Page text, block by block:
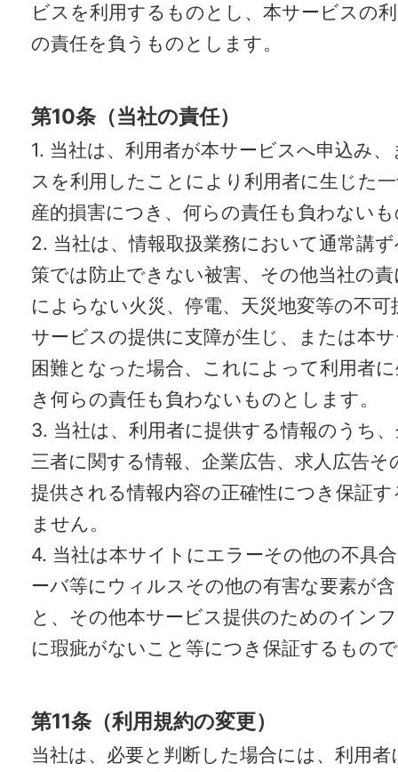
ビスを利用するものとし、本サービスの
の責任を負うものとします。
第10条（当社の責任）
1. 当社は、利用者が本サービスへ申込み
スを利用したことにより利用者に生じた
産的損害につき、何らの責任も負わない
2. 当社は、情報取扱業務において通常講
策では防止できない被害、その他当社の
によらない火災、停電、天災地変等の不
サービスの提供に支障が生じ、または本
困難となった場合、これによって利用者
き何らの責任も負わないものとします。
3. 当社は、利用者に提供する情報のうち
三者に関する情報、企業広告、求人広告そ
提供される情報内容の正確性につき保証
ません。
4. 当社は本サイトにエラーその他の不具
ーバ等にウィルスその他の有害な要素が
と、その他本サービス提供のためのイン
に瑕疵がないこと等につき保証するもの
第11条（利用規約の変更）
当社は、必要と判断した場合には、利用